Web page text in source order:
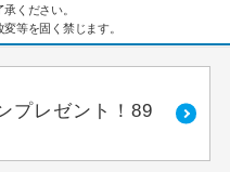
ください。
等を固く禁じます。
プレゼント！89